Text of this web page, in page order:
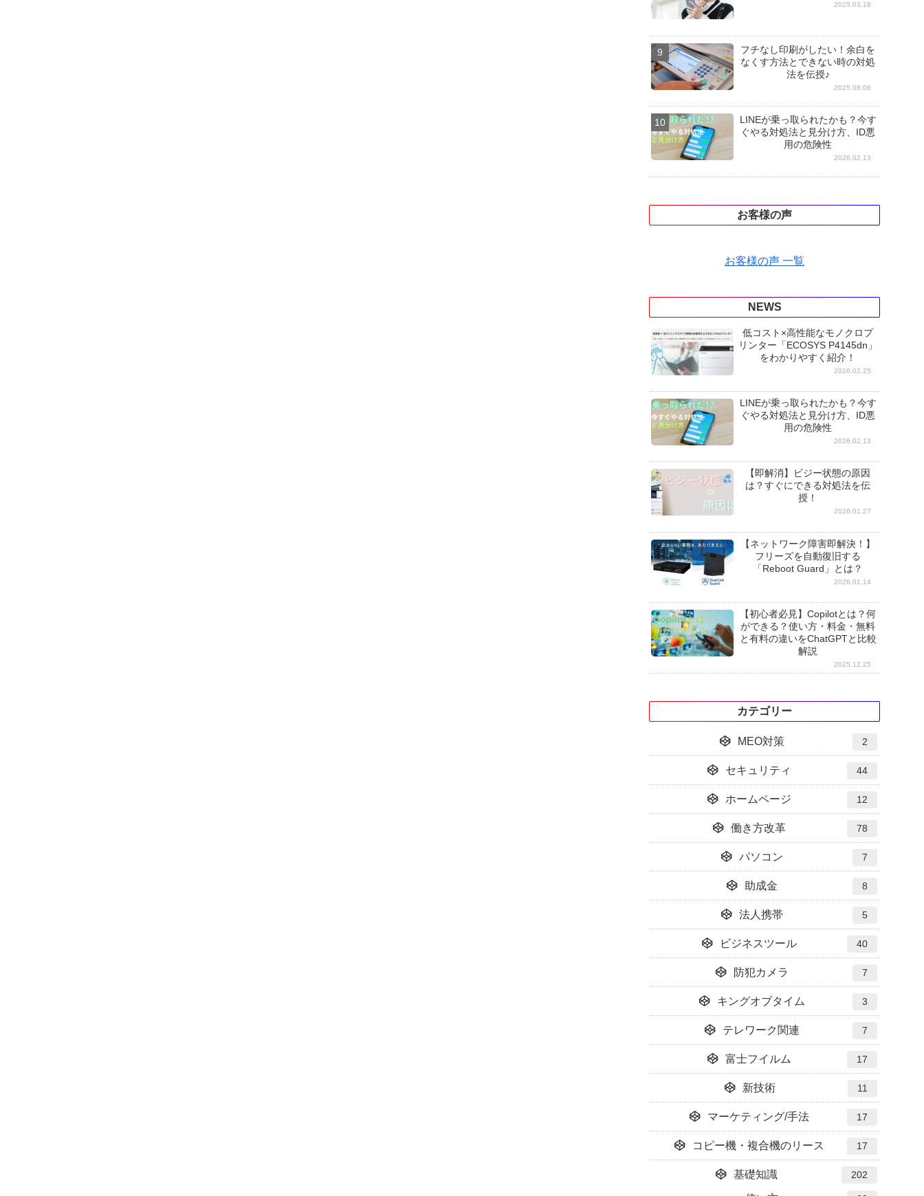
2025.03.18
フチなし印刷がしたい！余白を
なくす方法とできない時の対処
法を伝授♪
2025.08.06
LINEが乗っ取られたかも？今す
ぐやる対処法と見分け方、ID悪
用の危険性
2026.02.13
お客様の声
お客様の声 一覧
NEWS
低コスト×高性能なモノクロプ
リンター「ECOSYS P4145dn」
をわかりやすく紹介！
2026.02.25
LINEが乗っ取られたかも？今す
ぐやる対処法と見分け方、ID悪
用の危険性
2026.02.13
【即解消】ビジー状態の原因
は？すぐにできる対処法を伝
授！
2026.01.27
【ネットワーク障害即解決！】
フリーズを自動復旧する
「Reboot Guard」とは？
2026.01.14
【初心者必見】Copilotとは？何
ができる？使い方・料金・無料
と有料の違いをChatGPTと比較
解説
2025.12.25
カテゴリー
MEO対策 2
セキュリティ 44
ホームページ 12
働き方改革 78
パソコン 7
助成金 8
法人携帯 5
ビジネスツール 40
防犯カメラ 7
キングオブタイム 3
テレワーク関連 7
富士フイルム 17
新技術 11
マーケティング/手法 17
コピー機・複合機のリース 17
基礎知識 202